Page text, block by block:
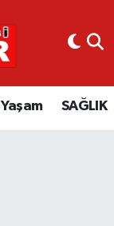
Yaşam SAĞLIK